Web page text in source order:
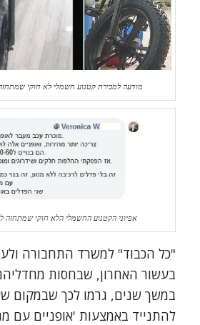
מודעה למכירת קטנוע חשמלי לא חוקי
אפיוני הקטנוע החשמלי הלא חוקי שמתחזה
"כל הכבוד" למשרד התחבורה
בעשור האחרון, שבחסות
במשך שנים, גרמו לכך שבמקום
להתנייד באמצעות 'אופניים עם